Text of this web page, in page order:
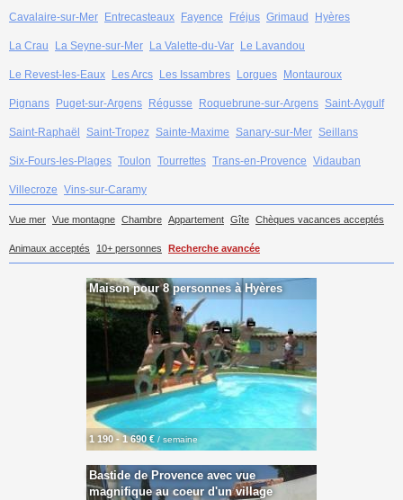
Cavalaire-sur-Mer Entrecasteaux Fayence Fréjus Grimaud Hyères
La Crau La Seyne-sur-Mer La Valette-du-Var Le Lavandou
Le Revest-les-Eaux Les Arcs Les Issambres Lorgues Montauroux
Pignans Puget-sur-Argens Régusse Roquebrune-sur-Argens Saint-Aygulf
Saint-Raphaël Saint-Tropez Sainte-Maxime Sanary-sur-Mer Seillans
Six-Fours-les-Plages Toulon Tourrettes Trans-en-Provence Vidauban
Villecroze Vins-sur-Caramy
Vue mer Vue montagne Chambre Appartement Gîte Chèques vacances acceptés
Animaux acceptés 10+ personnes Recherche avancée
Maison pour 8 personnes à Hyères
1 190 - 1 690 € / semaine
Bastide de Provence avec vue
magnifique au coeur d'un village